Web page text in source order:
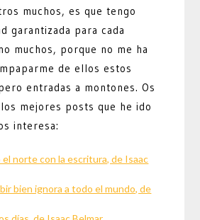
muchos, es que tengo
garantizada para cada
muchos, porque no me ha
de ellos estos
entradas a montones. Os
mejores posts que he ido
interesa:
norte con la escritura, de Isaac
bien ignora a todo el mundo, de